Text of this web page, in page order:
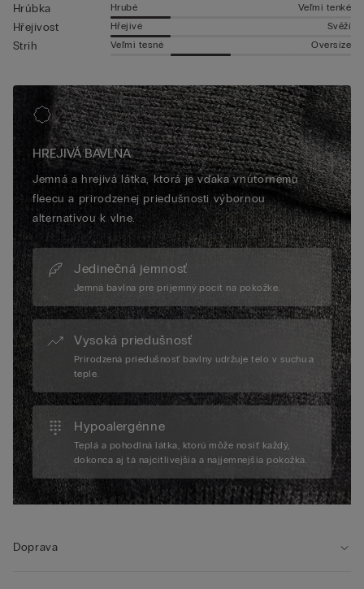
Hrúbka Hrubé Veľmi tenké
Hřejivost Hřejivé Svěží
Strih Veľmi tesné Oversize
HREJIVÁ BAVLNA
Jemná a hrejivá látka, ktorá je vďaka vnútornému
fleecu a prirodzenej priedušnosti výbornou
alternatívou k vlne.
Jedinečná jemnosť
Jemná bavlna pre príjemný pocit na pokožke.
Vysoká priedušnosť
Prirodzená priedušnosť bavlny udržuje telo v suchu a
teple.
Hypoalergénne
Teplá a pohodlná látka, ktorú môže nosiť každý,
dokonca aj tá najcitlivejšia a najjemnejšia pokožka.
Doprava